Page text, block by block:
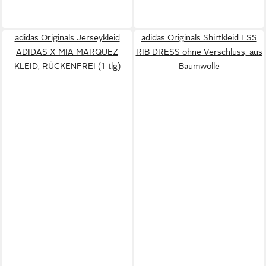
adidas Originals Jerseykleid
ADIDAS X MIA MARQUEZ
KLEID, RÜCKENFREI (1-tlg)
adidas Originals Shirtkleid ESS
RIB DRESS ohne Verschluss, aus
Baumwolle